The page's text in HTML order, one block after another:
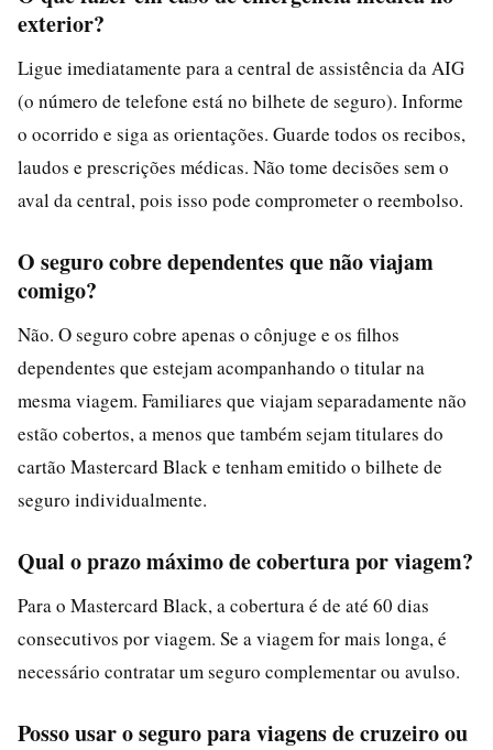
exterior?
Ligue imediatamente para a central de assistência da AIG
(o número de telefone está no bilhete de seguro). Informe
o ocorrido e siga as orientações. Guarde todos os recibos,
laudos e prescrições médicas. Não tome decisões sem o
aval da central, pois isso pode comprometer o reembolso.
O seguro cobre dependentes que não viajam
comigo?
Não. O seguro cobre apenas o cônjuge e os filhos
dependentes que estejam acompanhando o titular na
mesma viagem. Familiares que viajam separadamente não
estão cobertos, a menos que também sejam titulares do
cartão Mastercard Black e tenham emitido o bilhete de
seguro individualmente.
Qual o prazo máximo de cobertura por viagem?
Para o Mastercard Black, a cobertura é de até 60 dias
consecutivos por viagem. Se a viagem for mais longa, é
necessário contratar um seguro complementar ou avulso.
Posso usar o seguro para viagens de cruzeiro ou